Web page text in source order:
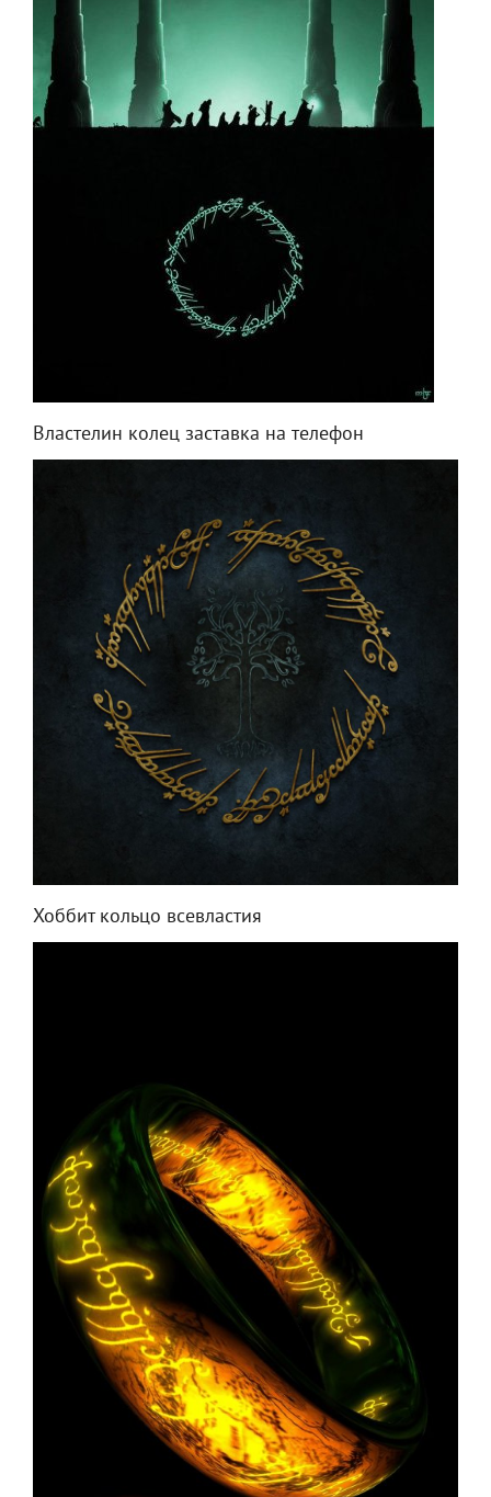
Властелин колец заставка на телефон
Хоббит кольцо всевластия